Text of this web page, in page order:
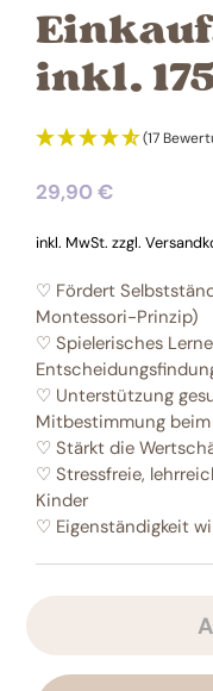
inkl.
(17
29,90 €
inkl. MwSt. zzgl.
♡ Fördert
Montessori-Prinzip)
♡ Spielerisches
♡ Unterstützung
Mitbestimmung
♡ Stärkt die
♡ Stressfreie,
Kinder
♡ Eigenständigkeit